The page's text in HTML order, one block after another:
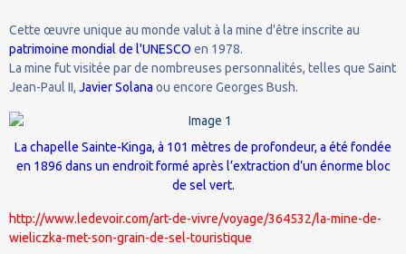
Cette œuvre unique au monde valut à la mine d'être inscrite au
patrimoine mondial de l'UNESCO en 1978.
La mine fut visitée par de nombreuses personnalités, telles que Saint
Jean-Paul II, Javier Solana ou encore Georges Bush.
La chapelle Sainte-Kinga, à 101 mètres de profondeur, a été fondée
en 1896 dans un endroit formé après l’extraction d’un énorme bloc
de sel vert.
http://www.ledevoir.com/art-de-vivre/voyage/364532/la-mine-de-
wieliczka-met-son-grain-de-sel-touristique